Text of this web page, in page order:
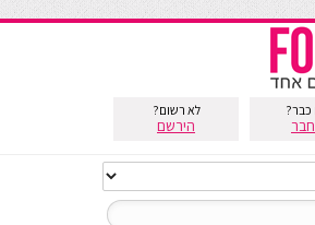
כבר? לא רשום?
הירשם